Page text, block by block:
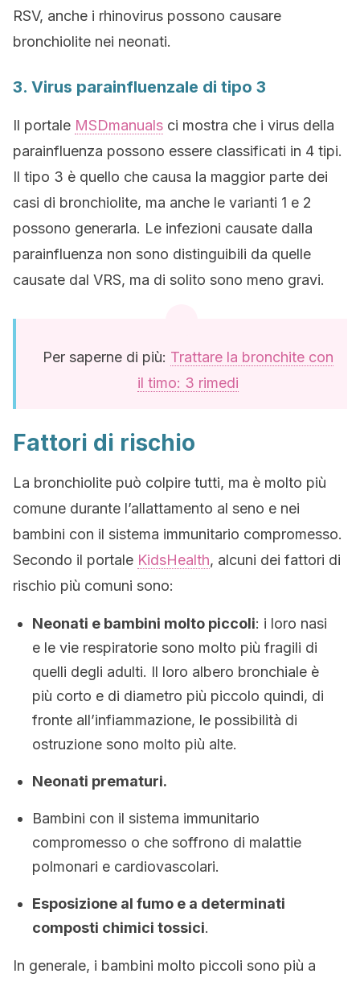
RSV, anche i rhinovirus possono causare
bronchiolite nei neonati.
3. Virus parainfluenzale di tipo 3
Il portale MSDmanuals ci mostra che i virus della
parainfluenza possono essere classificati in 4 tipi.
Il tipo 3 è quello che causa la maggior parte dei
casi di bronchiolite, ma anche le varianti 1 e 2
possono generarla. Le infezioni causate dalla
parainfluenza non sono distinguibili da quelle
causate dal VRS, ma di solito sono meno gravi.
Per saperne di più: Trattare la bronchite con
il timo: 3 rimedi
Fattori di rischio
La bronchiolite può colpire tutti, ma è molto più
comune durante l’allattamento al seno e nei
bambini con il sistema immunitario compromesso.
Secondo il portale KidsHealth, alcuni dei fattori di
rischio più comuni sono:
Neonati e bambini molto piccoli: i loro nasi
e le vie respiratorie sono molto più fragili di
quelli degli adulti. Il loro albero bronchiale è
più corto e di diametro più piccolo quindi, di
fronte all’infiammazione, le possibilità di
ostruzione sono molto più alte.
Neonati prematuri.
Bambini con il sistema immunitario
compromesso o che soffrono di malattie
polmonari e cardiovascolari.
Esposizione al fumo e a determinati
composti chimici tossici.
In generale, i bambini molto piccoli sono più a